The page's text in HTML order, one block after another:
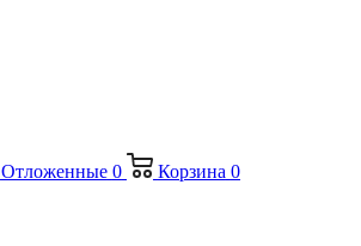
Отложенные 0 Корзина 0